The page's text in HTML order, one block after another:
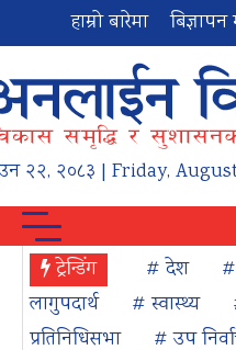
हाम्रो बारेमा बिज्ञापन
२२, २०८३ | Friday,
ट्रेन्डिंग # देश
लागुपदार्थ
# स्वास्थ्य
प्रतिनिधिसभा
# उप